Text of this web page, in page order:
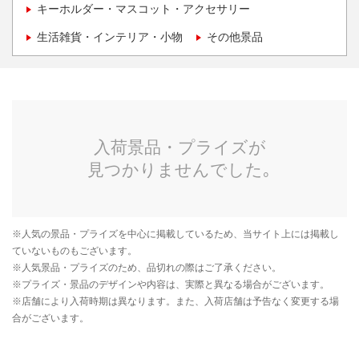
キーホルダー・マスコット・アクセサリー
生活雑貨・インテリア・小物 その他景品